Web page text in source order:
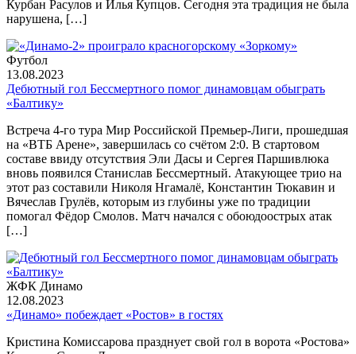
Курбан Расулов и Илья Купцов. Сегодня эта традиция не была
нарушена, […]
Футбол
13.08.2023
Дебютный гол Бессмертного помог динамовцам обыграть
«Балтику»
Встреча 4-го тура Мир Российской Премьер-Лиги, прошедшая
на «ВТБ Арене», завершилась со счётом 2:0. В стартовом
составе ввиду отсутствия Эли Дасы и Сергея Паршивлюка
вновь появился Станислав Бессмертный. Атакующее трио на
этот раз составили Николя Нгамалё, Константин Тюкавин и
Вячеслав Грулёв, которым из глубины уже по традиции
помогал Фёдор Смолов. Матч начался с обоюдоострых атак
[…]
ЖФК Динамо
12.08.2023
«Динамо» побеждает «Ростов» в гостях
Кристина Комиссарова празднует свой гол в ворота «Ростова»